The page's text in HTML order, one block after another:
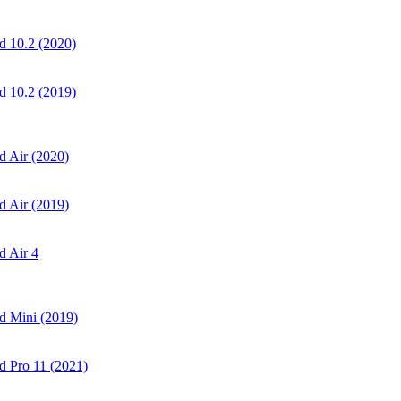
10.2 (2020)
10.2 (2019)
Air (2020)
Air (2019)
Air 4
Mini (2019)
Pro 11 (2021)